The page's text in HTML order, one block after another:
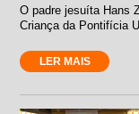
O padre jesuíta Hans
Criança da Pontifícia
LER MAIS